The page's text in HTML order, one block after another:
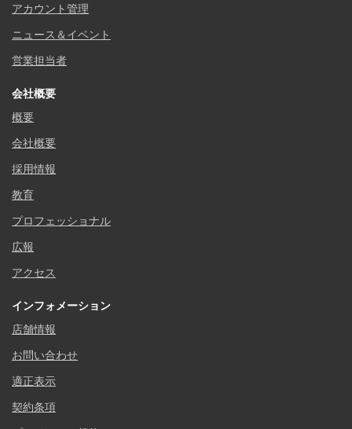
アカウント管理
ニュース＆イベント
営業担当者
会社概要
概要
会社概要
採用情報
教育
プロフェッショナル
広報
アクセス
インフォメーション
店舗情報
お問い合わせ
適正表示
契約条項